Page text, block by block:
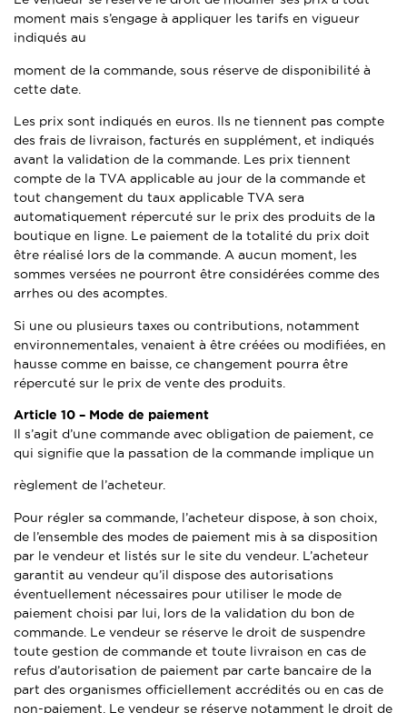
moment mais s’engage à appliquer les tarifs en vigueur
indiqués au
moment de la commande, sous réserve de disponibilité à
cette date.
Les prix sont indiqués en euros. Ils ne tiennent pas compte
des frais de livraison, facturés en supplément, et indiqués
avant la validation de la commande. Les prix tiennent
compte de la TVA applicable au jour de la commande et
tout changement du taux applicable TVA sera
automatiquement répercuté sur le prix des produits de la
boutique en ligne. Le paiement de la totalité du prix doit
être réalisé lors de la commande. A aucun moment, les
sommes versées ne pourront être considérées comme des
arrhes ou des acomptes.
Si une ou plusieurs taxes ou contributions, notamment
environnementales, venaient à être créées ou modifiées, en
hausse comme en baisse, ce changement pourra être
répercuté sur le prix de vente des produits.
Article 10 – Mode de paiement
Il s’agit d’une commande avec obligation de paiement, ce
qui signifie que la passation de la commande implique un
règlement de l’acheteur.
Pour régler sa commande, l’acheteur dispose, à son choix,
de l’ensemble des modes de paiement mis à sa disposition
par le vendeur et listés sur le site du vendeur. L’acheteur
garantit au vendeur qu’il dispose des autorisations
éventuellement nécessaires pour utiliser le mode de
paiement choisi par lui, lors de la validation du bon de
commande. Le vendeur se réserve le droit de suspendre
toute gestion de commande et toute livraison en cas de
refus d’autorisation de paiement par carte bancaire de la
part des organismes officiellement accrédités ou en cas de
non-paiement. Le vendeur se réserve notamment le droit de